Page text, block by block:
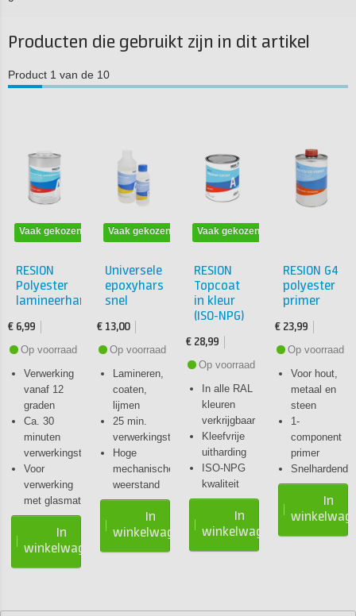
Producten die gebruikt zijn in dit artikel
Product 1 van de 10
Vaak gekozen
RESION
Polyester
lamineerhars
€ 6,99
Op voorraad
Verwerking
vanaf 12
graden
Ca. 30
minuten
verwerkingstijd
Voor
verwerking
met glasmat
In
winkelwagen
Vaak gekozen
Universele
epoxyhars
snel
€ 13,00
Op voorraad
Lamineren,
coaten,
lijmen
25 min.
verwerkingstijd
Hoge
mechanische
weerstand
In
winkelwagen
Vaak gekozen
RESION
Topcoat
in kleur
(ISO-NPG)
€ 28,99
Op voorraad
In alle RAL
kleuren
verkrijgbaar
Kleefvrije
uitharding
ISO-NPG
kwaliteit
In
winkelwagen
RESION G4
polyester
primer
€ 23,99
Op voorraad
Voor hout,
metaal en
steen
1-
component
primer
Snelhardend
In